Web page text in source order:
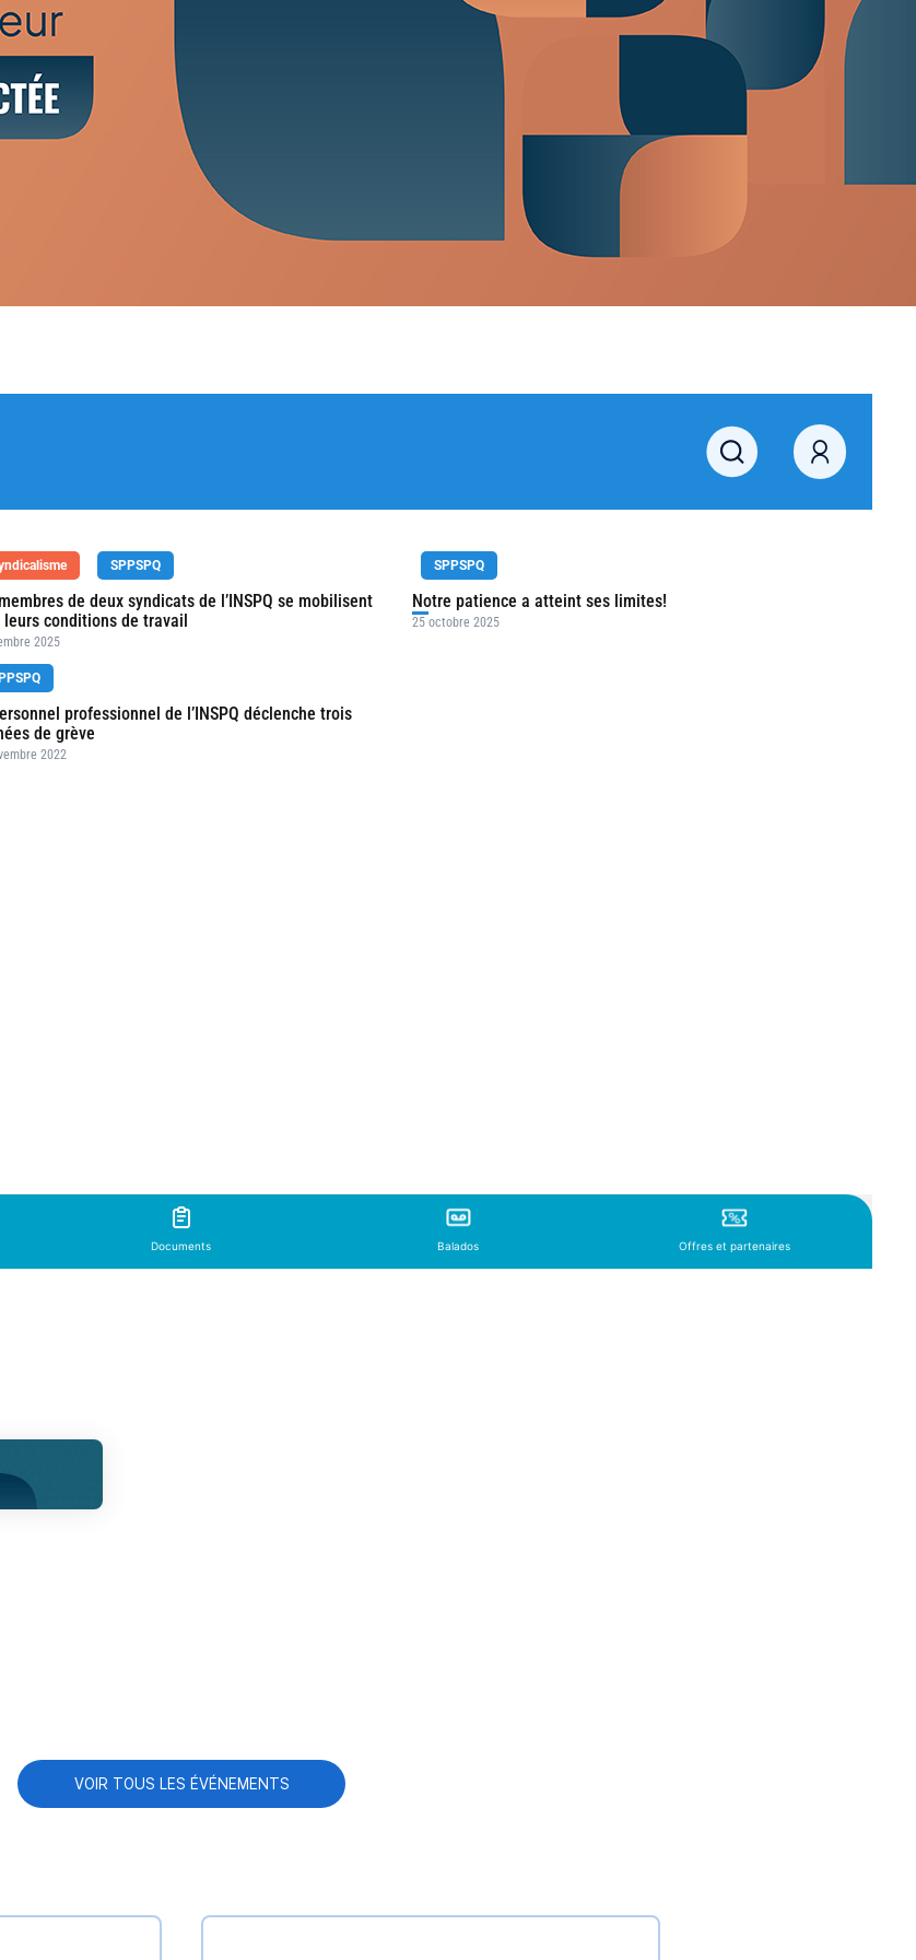
VOIR TOUS LES ÉVÉNEMENTS